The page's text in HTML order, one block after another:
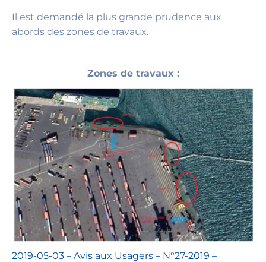
Il est demandé la plus grande prudence aux
abords des zones de travaux.
Zones de travaux :
2019-05-03 – Avis aux Usagers – N°27-2019 –